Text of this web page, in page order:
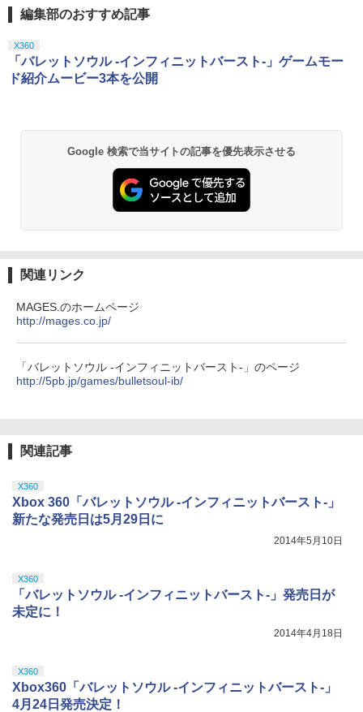
編集部のおすすめ記事
X360
「バレットソウル -インフィニットバースト-」ゲームモー
ド紹介ムービー3本を公開
Google 検索で当サイトの記事を優先表示させる
関連リンク
MAGES.のホームページ
http://mages.co.jp/
「バレットソウル -インフィニットバースト-」のページ
http://5pb.jp/games/bulletsoul-ib/
関連記事
X360
Xbox 360「バレットソウル -インフィニットバースト-」
新たな発売日は5月29日に
2014年5月10日
X360
「バレットソウル -インフィニットバースト-」発売日が
未定に！
2014年4月18日
X360
Xbox360「バレットソウル -インフィニットバースト-」
4月24日発売決定！